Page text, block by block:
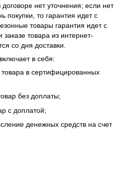
нет уточнения; если нет
покупки, то гарантия идет с
товары гарантия идет с
товара из интернет-
со дня доставки.
в себя:
товара в сертифицированных
без доплаты;
с доплатой;
денежных средств на счет